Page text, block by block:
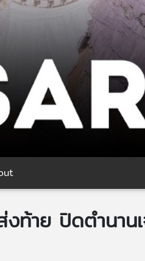
ท้าย ปิดตำนาน